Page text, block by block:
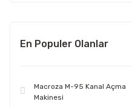
En Populer Olanlar
Macroza M-95 Kanal Açma
Makinesi